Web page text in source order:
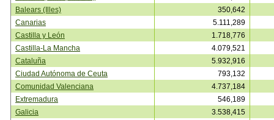
Balears (Illes)
350,642
Canarias
5.111,289
Castilla y León
1.718,776
Castilla-La Mancha
4.079,521
Cataluña
5.932,916
Ciudad Autónoma de Ceuta
793,132
Comunidad Valenciana
4.737,184
Extremadura
546,189
Galicia
3.538,415